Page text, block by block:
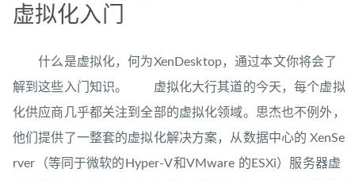
虚拟化入门
什么是虚拟化，何为XenDesktop，通过本文你将会了
解到这些入门知识。 虚拟化大行其道的今天，每个虚拟
化供应商几乎都关注到全部的虚拟化领域。思杰也不例外，
他们提供了一整套的虚拟化解决方案，从数据中心的 XenSe
rver（等同于微软的Hyper-V和VMware 的ESXi）服务器虚